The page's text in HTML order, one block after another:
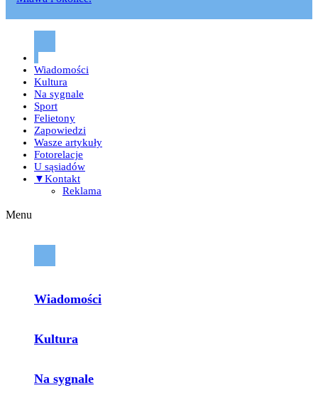
Codziennik mławski – Mława
Wiadomości
Kultura
Na sygnale
Sport
Felietony
Zapowiedzi
Wasze artykuły
Fotorelacje
U sąsiadów
▼Kontakt
Reklama
Menu
Wiadomości
Kultura
Na sygnale